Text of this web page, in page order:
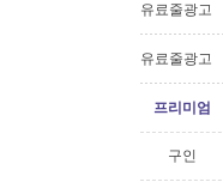
유료줄광고
유료줄광고
프리미엄
구인